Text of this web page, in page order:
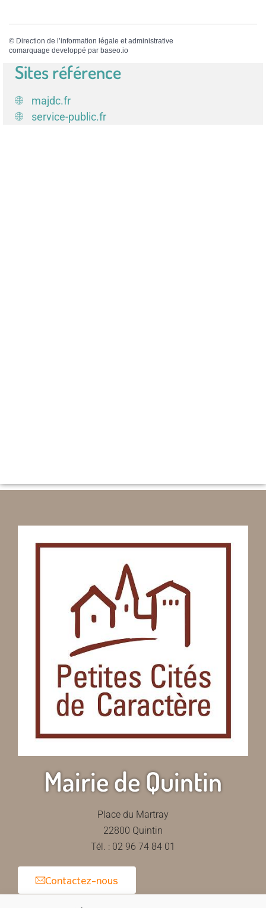
© Direction de l’information légale et administrative
comarquage developpé par baseo.io
Sites référence
majdc.fr
service-public.fr
Mairie de Quintin
Place du Martray
22800 Quintin
Tél. : 02 96 74 84 01
Contactez-nous